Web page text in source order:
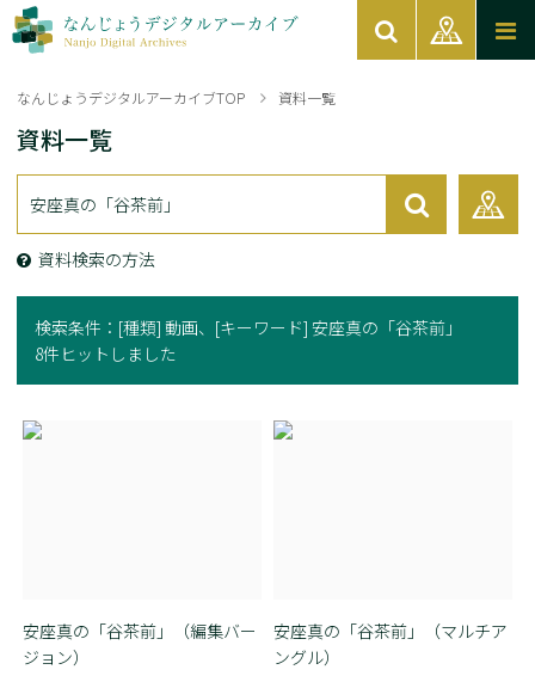
なんじょうデジタルアーカイブTOP 資料一覧
資料一覧
資料検索の方法
検索条件： [種類] 動画
[キーワード] 安座真の「谷茶前」
8件ヒットしました
安座真の「谷茶前」（編集バー
ジョン）
安座真の「谷茶前」（マルチア
ングル）